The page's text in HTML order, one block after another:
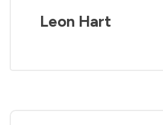
Leon Hart